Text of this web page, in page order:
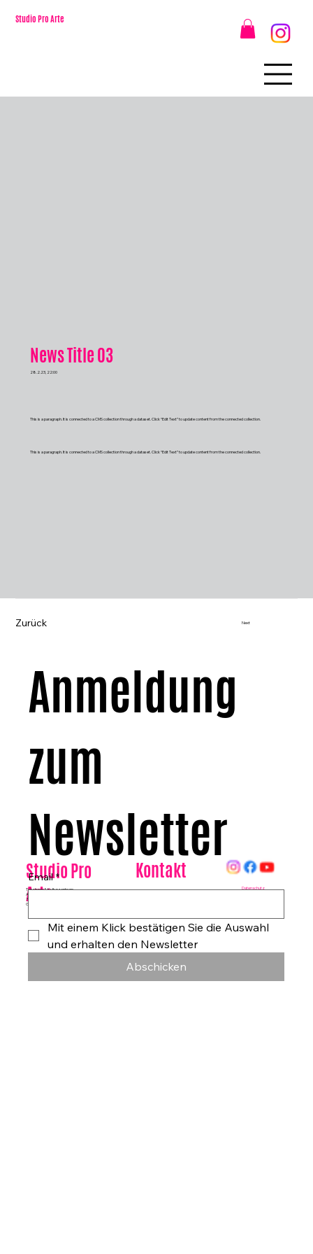
Studio Pro Arte
News Title 03
28.2.23, 22:00
This is a paragraph. It is connected to a CMS collection through a dataset. Click “Edit Text” to update content from the connected collection.
This is a paragraph. It is connected to a CMS collection through a dataset. Click “Edit Text” to update content from the connected collection.
Zurück Next
Datenschutz
Studio Pro
Arte
Tanzhaus & Kulturzentrum
Am Rohrgraben 4a
79249 Merzhausen/Freiburg
Germany
Kontakt
Anmeldung
zum
Newsletter
Email *
Mit einem Klick bestätigen Sie die Auswahl
und erhalten den Newsletter
Abschicken